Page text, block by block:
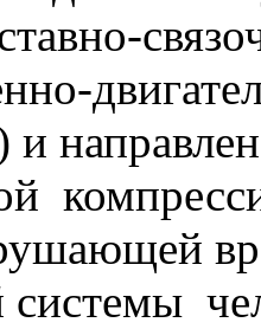
системы